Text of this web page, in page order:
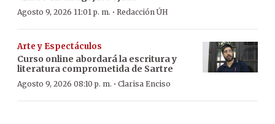
Agosto 9, 2026 11:01 p. m. · Redacción ÚH
Arte y Espectáculos
Curso online abordará la escritura y
literatura comprometida de Sartre
Agosto 9, 2026 08:10 p. m. · Clarisa Enciso